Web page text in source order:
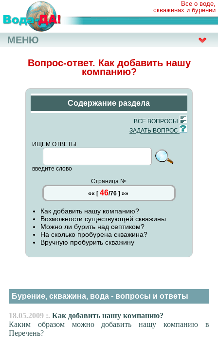
Все о воде,
скважинах и бурении
Вопрос-ответ. Как добавить нашу
компанию?
Содержание раздела
ВСЕ ВОПРОСЫ
ЗАДАТЬ ВОПРОС
ИЩЕМ ОТВЕТЫ
введите слово
Страница №
«« [ 46/76] »»
Как добавить нашу компанию?
Возможности существующей скважины
Можно ли бурить над септиком?
На сколько пробурена скважина?
Вручную пробурить скважину
Бурение, скважина, вода - вопросы и ответы
18.05.2009 :. Как добавить нашу компанию?
Каким образом можно добавить нашу компанию в
Перечень?
МЕНЮ